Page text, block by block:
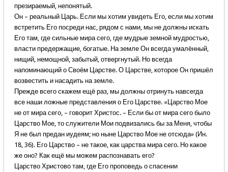
презираемый, непонятый.
Он – реальный Царь. Если мы хотим увидеть Его, если мы хотим
встретить Его посреди нас, рядом с нами, мы не должны искать
Его там, где сильные мира сего, где мудрые земной мудростью,
власти предержащие, богатые. На земле Он всегда умалённый,
нищий, немощной, забытый, отвергнутый. Но всегда
напоминающий о Своём Царстве. О Царстве, которое Он пришёл
возвестить и насадить на земле.
Прежде всего скажем ещё раз, мы должны отринуть навсегда
все наши ложные представления о Его Царстве. «Царство Мое
не от мира сего, – говорит Христос. – Если бы от мира сего было
Царство Мое, то служители Мои подвизались бы за Меня, чтобы
Я не был предан иудеям; но ныне Царство Мое не отсюда» (Ин.
18, 36). Его Царство – не такое, как царства мира сего. Но какое
же оно? Как ещё мы можем распознавать его?
Царство Христово там, где Его проповедь о спасении